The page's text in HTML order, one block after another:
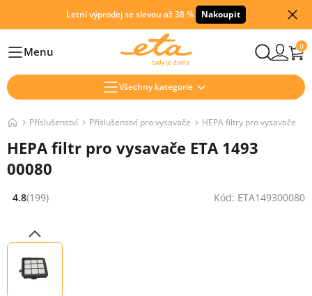
Letní výprodej se slevou až 38 % Nakoupit
HlavníMenu 0
Všechny kategorie
Příslušenství Příslušenství pro vysavače HEPA filtry pro vysavače
HEPA filtr pro vysavače ETA 1493
00080
Hodnocení: 4.8 z 5 (199 recenzí)
4.8(199) Kód: ETA149300080